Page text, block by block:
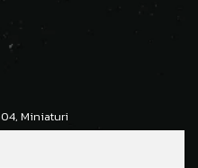
Miniaturi